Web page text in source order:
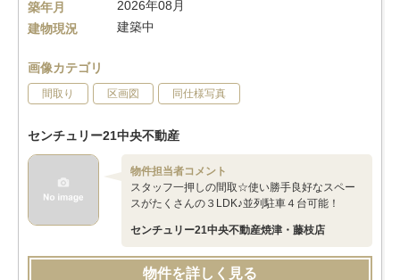
築年月
2026年08月
建物現況
建築中
画像カテゴリ
間取り 区画図 同仕様写真
センチュリー21中央不動産
物件担当者コメント
スタッフ一押しの間取☆使い勝手良好なスペー
スがたくさんの３LDK♪並列駐車４台可能！
センチュリー21中央不動産焼津・藤枝店
物件を詳しく見る